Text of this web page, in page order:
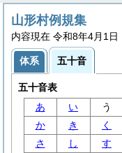
山形村例規集
内容現在 令和8年4月1日
体系 五十音
五十音表
あ
い う
か
き く
さ
し す